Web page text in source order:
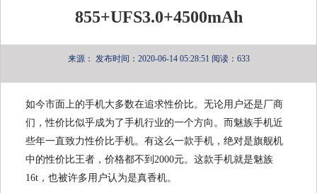
855+UFS3.0+4500mAh
来源： 发布时间：2020-06-14 05:28:51 阅读：633
如今市面上的手机大多数在追求性价比。无论用户还是厂商
们，性价比似乎成为了手机行业的一个方向。而魅族手机近
些年一直致力性价比手机。有这么一款手机，绝对是旗舰机
中的性价比王者，价格都不到2000元。这款手机就是魅族
16t，也被许多用户认为是真香机。